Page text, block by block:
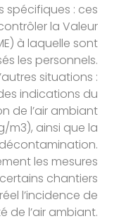
spécifiques : ces
la Valeur
à laquelle sont
les personnels.
situations :
indications du
de l’air ambiant
m3), ainsi que la
les mesures
chantiers
l’incidence de
de l’air ambiant.